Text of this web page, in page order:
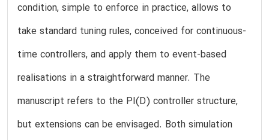
condition, simple to enforce in practice, allows to
take standard tuning rules, conceived for continuous-
time controllers, and apply them to event-based
realisations in a straightforward manner. The
manuscript refers to the PI(D) controller structure,
but extensions can be envisaged. Both simulation